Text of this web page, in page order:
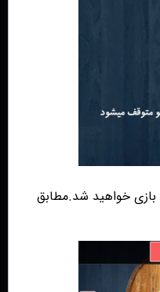
خواهید شد.مطابق